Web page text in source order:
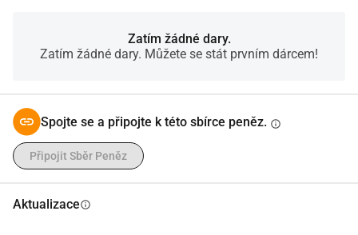
Zatím žádné dary.
Zatím žádné dary. Můžete se stát prvním dárcem!
Spojte se a připojte k této sbírce peněz. info
Připojit Sběr Peněz
Aktualizaceinfo